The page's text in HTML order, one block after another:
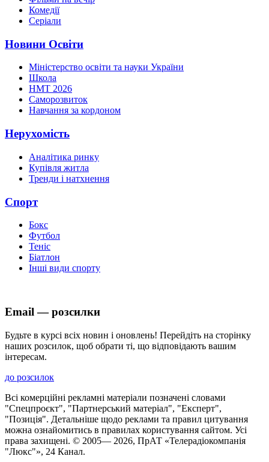
Комедії
Серіали
Новини Освіти
Міністерство освіти та науки України
Школа
НМТ 2026
Саморозвиток
Навчання за кордоном
Нерухомість
Аналітика ринку
Купівля житла
Тренди і натхнення
Спорт
Бокс
Футбол
Теніс
Біатлон
Інші види спорту
Email — розсилки
Будьте в курсі всіх новин і оновлень! Перейдіть на сторінку
наших розсилок, щоб обрати ті, що відповідають вашим
інтересам.
до розсилок
Всі комерційні рекламні матеріали позначені словами
"Спецпроєкт", "Партнерський матеріал", "Експерт",
"Позиція". Детальніше щодо реклами та правил цитування
можна ознайомитись в правилах користування сайтом. Усі
права захищені. © 2005— 2026, ПрАТ «Телерадіокомпанія
"Люкс"», 24 Канал.